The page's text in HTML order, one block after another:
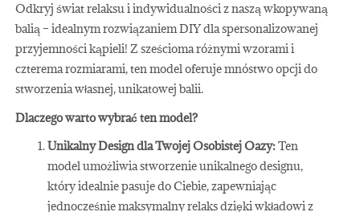
Odkryj świat relaksu i indywidualności z naszą wkopywaną
balią – idealnym rozwiązaniem DIY dla spersonalizowanej
przyjemności kąpieli! Z sześcioma różnymi wzorami i
czterema rozmiarami, ten model oferuje mnóstwo opcji do
stworzenia własnej, unikatowej balii.
Dlaczego warto wybrać ten model?
Unikalny Design dla Twojej Osobistej Oazy:Ten
model umożliwia stworzenie unikalnego designu,
który idealnie pasuje do Ciebie, zapewniając
jednocześnie maksymalny relaks dzięki wkładowi z